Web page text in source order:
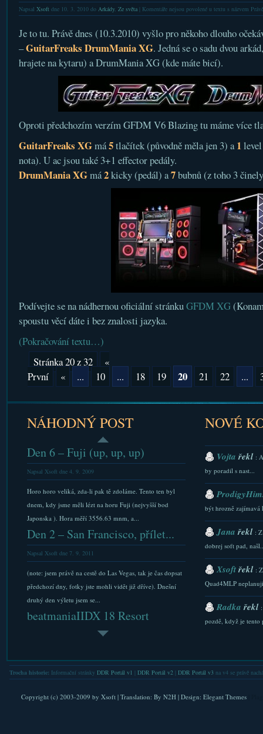
Napsal Xsoftdne 10. 3. 2010 do Arkády, Ze světa| Komentáře nejsou povolenéu textu s názvem
Je to tu. Právě dnes (10.3.2010) vyšlo pro někoho dlouho
–GuitarFreaks DrumMania XG. Jedná se o sadu dvou
hrajete na kytaru) a DrumMania XG (kde máte bicí).
Oproti předchozím verzím GFDM V6 Blazing tu máme více
GuitarFreaks XGmá5tlačítek (původně měla jen 3) a1level
nota). U ac jsou také 3+1 effector pedály.
DrumMania XGmá2kicky (pedál) a7bubnů (z toho 3
Podívejte se na nádhernou oficiální stránkuGFDM XG
spoustu věcí dáte i bez znalosti jazyka.
(Pokračování textu…)
Stránka 20 z 32
«
První
« ... 10 ... 18 19 20 21 22 ...
NÁHODNÝ POST
Den 6 – Fuji (up, up, up)
Napsal Xsoft dne 4. 9. 2009
Horo horo veliká, zda-li pak tě zdoláme. Tento ten byl
dnem, kdy jsme měli lézt na horu Fuji (nejvyšší bod
Japonska ). Hora měří 3556.63 mnm, a...
Den 2 – San Francisco, přílet...
Napsal Xsoft dne 7. 9. 2011
(note: jsem právě na cestě do Las Vegas, tak je čas dopsat
předchozí dny, fotky jste mohli vidět již dříve). Dnešní
druhý den výletu jsem se...
beatmaniaIIDX 18 Resort
A je to tady. Datum, kdy vyjde další pokračování
legendární mixovací DJ hudební hry bylo stanoveno. A to
na 15. září 2010. 18té pokračování...
NOVÉ
Vojtařekl :
by poradil s nast...
být hrozně zajímavá
Janařekl :
dobrej soft pad,
Xsoftřekl :
Quad4MLP
Radkařekl
pozdě, když je tento
stazeni a Downlaod...
Xsoftřekl
FAQ. Do nastaveni
Trocha historie: Informační stránky DDR Portál v1 DDR Portál v2| DDR Portál v3na v4 se právě
Copyright (c) 2003-2009 by Xsoft| Translation: By N2H| Design: Elegant Themes